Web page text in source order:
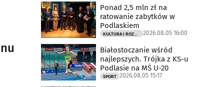
Ponad 2,5 mln zł na
ratowanie zabytków w
Podlaskiem
2026.08.05 16:00
Białostoczanie wśród
najlepszych. Trójka z KS-u
Podlasie na MŚ U-20
SPORT 2026.08.05 15:17